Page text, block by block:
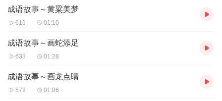
成语故事～黄粱美梦
619 01:10
成语故事～画蛇添足
633 01:28
成语故事～画龙点睛
572 01:06